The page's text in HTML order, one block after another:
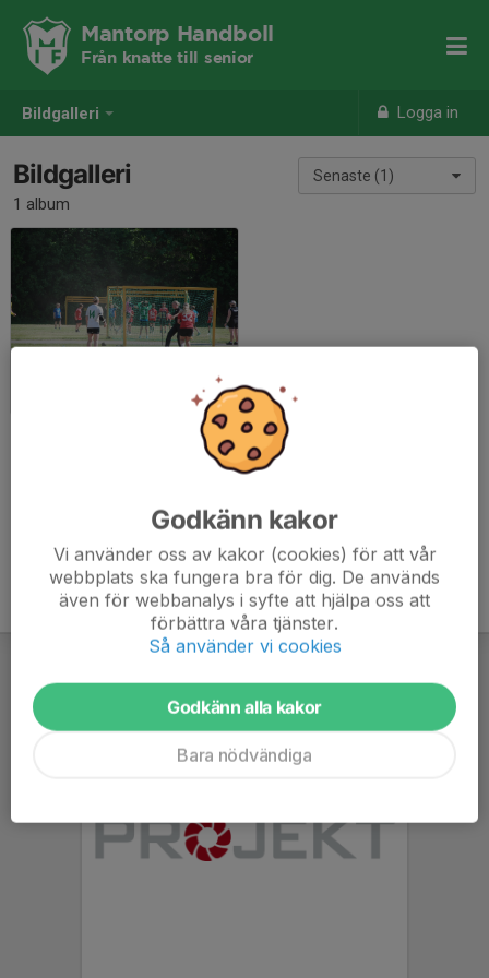
Bildgalleri Logga in
Mantorp Handboll
Från knatte till senior
Senaste (1)
Bildgalleri
1 album
Godkänn kakor
Vi använder oss av kakor (cookies) för att vår
webbplats ska fungera bra för dig. De används
även för webbanalys i syfte att hjälpa oss att
förbättra våra tjänster.
Så använder vi cookies
Godkänn alla kakor
Bara nödvändiga